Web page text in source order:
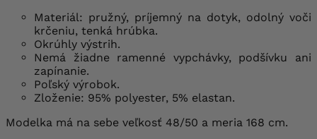
Materiál: pružný, príjemný na dotyk, odolný voči
krčeniu, tenká hrúbka.
Okrúhly výstrih.
Nemá žiadne ramenné vypchávky, podšívku ani
zapínanie.
Poľský výrobok.
Zloženie: 95% polyester, 5% elastan.
Modelka má na sebe veľkosť 48/50 a meria 168 cm.